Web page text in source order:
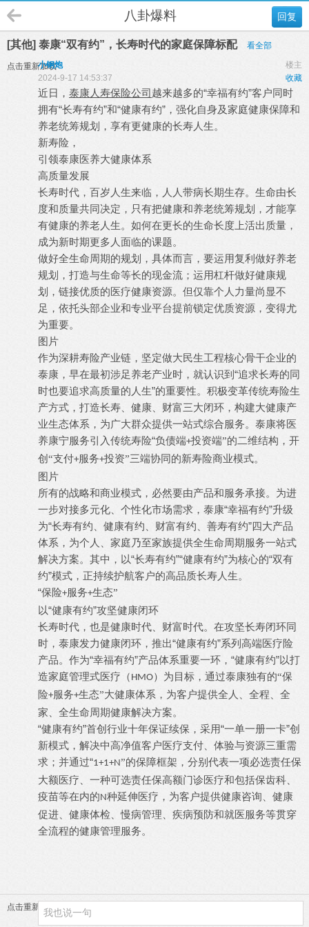
回复
八卦爆料
[其他] 泰康“双有约”，长寿时代的家庭保障标配 看全部
点击重新加载 楼主
小钢炮
收藏
2024-9-17 14:53:37
近日， 泰康人寿保险公司越来越多的“幸福有约”客户同时
拥有“长寿有约”和“健康有约”，强化自身及家庭健康保障和
养老统筹规划，享有更健康的长寿人生。
新寿险，
引领泰康医养大健康体系
高质量发展
长寿时代，百岁人生来临，人人带病长期生存。生命由长
度和质量共同决定，只有把健康和养老统筹规划，才能享
有健康的养老人生。如何在更长的生命长度上活出质量，
成为新时期更多人面临的课题。
做好全生命周期的规划，具体而言，要运用复利做好养老
规划，打造与生命等长的现金流；运用杠杆做好健康规
划，链接优质的医疗健康资源。但仅靠个人力量尚显不
足，依托头部企业和专业平台提前锁定优质资源，变得尤
为重要。
图片
作为深耕寿险产业链，坚定做大民生工程核心骨干企业的
泰康，早在最初涉足养老产业时，就认识到 “追求长寿的同
时也要追求高质量的人生”的重要性。积极变革传统寿险生
产方式，打造长寿、健康、财富三大闭环，构建大健康产
业生态体系，为广大群众提供一站式综合服务。泰康将医
养康宁服务引入传统寿险“负债端+投资端”的二维结构，开
创“支付+服务+投资”三端协同的新寿险商业模式。
图片
所有的战略和商业模式，必然要由产品和服务承接。为进
一步对接多元化、个性化市场需求，泰康“幸福有约”升级
为“长寿有约、健康有约、财富有约、善寿有约”四大产品
体系，为个人、家庭乃至家族提供全生命周期服务一站式
解决方案。其中，以“长寿有约”“健康有约”为核心的“双有
约”模式，正持续护航客户的高品质长寿人生。
“保险+ 服务+生态”
以“健康有约”攻坚健康闭环
长寿时代，也是健康时代、财富时代。在攻坚长寿闭环同
时，泰康发力健康闭环，推出“健康有约”系列高端医疗险
产品。作为“幸福有约”产品体系重要一环，“健康有约”以打
造家庭管理式医疗（ HMO）为目标，通过泰康独有的“保
险+ 服务+生态”大健康体系，为客户提供全人、全程、全
家、全生命周期健康解决方案。
“健康有约”首创行业十年保证续保，采用“一单一册一卡”创
新模式，解决中高净值客户医疗支付、体验与资源三重需
求；并通过“1+1+N”的保障框架，分别代表一项必选责任保
大额医疗、一种可选责任保高额门诊医疗和包括保齿科、
疫苗等在内的N种延伸医疗，为客户提供健康咨询、健康
促进、健康体检、慢病管理、疾病预防和就医服务等贯穿
全流程的健康管理服务。
点击重新加载